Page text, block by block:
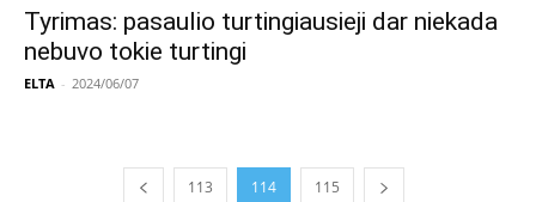
Tyrimas: pasaulio turtingiausieji dar niekada
nebuvo tokie turtingi
ELTA - 2024/06/07
113 114 115